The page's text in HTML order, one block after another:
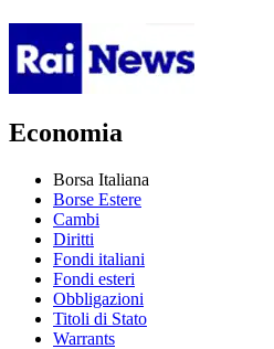
Economia
Borsa Italiana
Borse Estere
Cambi
Diritti
Fondi italiani
Fondi esteri
Obbligazioni
Titoli di Stato
Warrants